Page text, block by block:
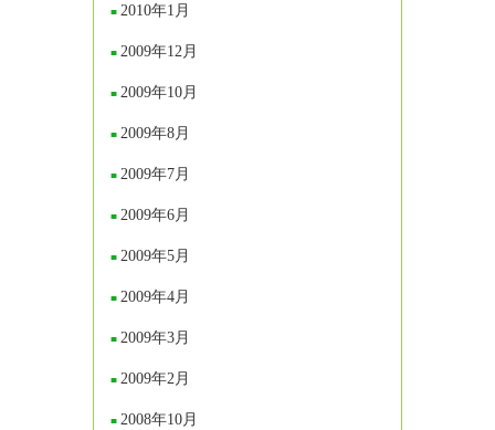
2010年1月
2009年12月
2009年10月
2009年8月
2009年7月
2009年6月
2009年5月
2009年4月
2009年3月
2009年2月
2008年10月